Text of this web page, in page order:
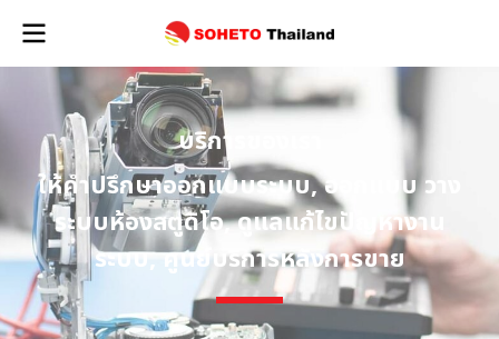
บริกา
ให้คำปรึกษาออกแบบระบบ, ออกแบบ วาง
ระบบห้องสตูดิโอ, ดูแลแก้ไขปัญหางาน
ระบบ, ศูนย์บริการหลังการขาย